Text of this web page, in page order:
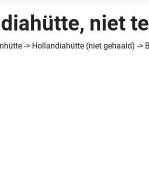
niet
-> Hollandiahütte (niet gehaald) ->